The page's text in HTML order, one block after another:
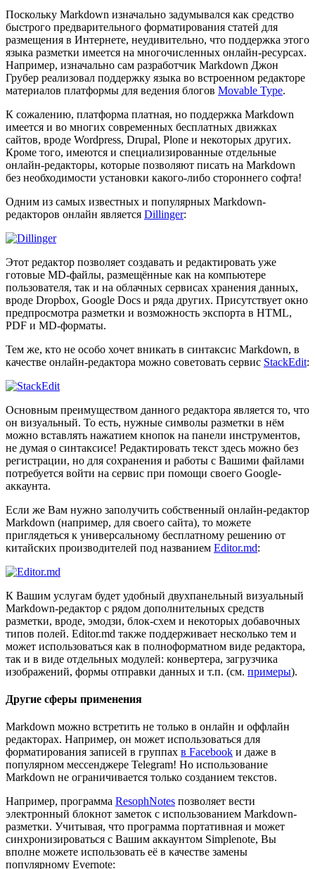
Поскольку Markdown изначально задумывался как средство
быстрого предварительного форматирования статей для
размещения в Интернете, неудивительно, что поддержка этого
языка разметки имеется на многочисленных онлайн-ресурсах.
Например, изначально сам разработчик Markdown Джон
Грубер реализовал поддержку языка во встроенном редакторе
материалов платформы для ведения блогов Movable Type.
К сожалению, платформа платная, но поддержка Markdown
имеется и во многих современных бесплатных движках
сайтов, вроде Wordpress, Drupal, Plone и некоторых других.
Кроме того, имеются и специализированные отдельные
онлайн-редакторы, которые позволяют писать на Markdown
без необходимости установки какого-либо стороннего софта!
Одним из самых известных и популярных Markdown-
редакторов онлайн является Dillinger:
Этот редактор позволяет создавать и редактировать уже
готовые MD-файлы, размещённые как на компьютере
пользователя, так и на облачных сервисах хранения данных,
вроде Dropbox, Google Docs и ряда других. Присутствует окно
предпросмотра разметки и возможность экспорта в HTML,
PDF и MD-форматы.
Тем же, кто не особо хочет вникать в синтаксис Markdown, в
качестве онлайн-редактора можно советовать сервис StackEdit:
Основным преимуществом данного редактора является то, что
он визуальный. То есть, нужные символы разметки в нём
можно вставлять нажатием кнопок на панели инструментов,
не думая о синтаксисе! Редактировать текст здесь можно без
регистрации, но для сохранения и работы с Вашими файлами
потребуется войти на сервис при помощи своего Google-
аккаунта.
Если же Вам нужно заполучить собственный онлайн-редактор
Markdown (например, для своего сайта), то можете
приглядеться к универсальному бесплатному решению от
китайских производителей под названием Editor.md:
К Вашим услугам будет удобный двухпанельный визуальный
Markdown-редактор с рядом дополнительных средств
разметки, вроде, эмодзи, блок-схем и некоторых добавочных
типов полей. Editor.md также поддерживает несколько тем и
может использоваться как в полноформатном виде редактора,
так и в виде отдельных модулей: конвертера, загрузчика
изображений, формы отправки данных и т.п. (см. примеры).
Другие сферы применения
Markdown можно встретить не только в онлайн и оффлайн
редакторах. Например, он может использоваться для
форматирования записей в группах в Facebook и даже в
популярном мессенджере Telegram! Но использование
Markdown не ограничивается только созданием текстов.
Например, программа ResophNotes позволяет вести
электронный блокнот заметок с использованием Markdown-
разметки. Учитывая, что программа портативная и может
синхронизироваться с Вашим аккаунтом Simplenote, Вы
вполне можете использовать её в качестве замены
популярному Evernote: